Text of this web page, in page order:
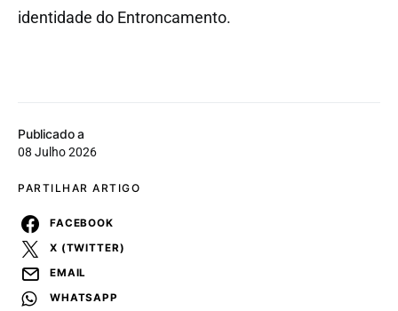
Publicado a
08 Julho 2026
PARTILHAR ARTIGO
FACEBOOK
X (TWITTER)
EMAIL
WHATSAPP
identidade do Entroncamento.